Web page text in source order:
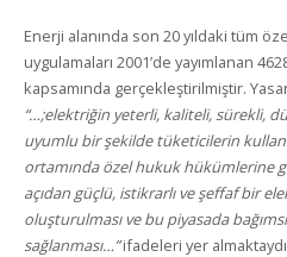
Enerji alanında son 20 yıldaki tüm
uygulamaları 2001’de yayımlanan
kapsamında gerçekleştirilmiştir.
“…;elektriğin yeterli, kaliteli, sürekli,
uyumlu bir şekilde tüketicilerin
ortamında özel hukuk hükümlerine
açıdan güçlü, istikrarlı ve şeffaf bir
oluşturulması ve bu piyasada
sağlanması…”ifadeleri yer